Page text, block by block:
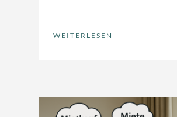
WEITERLESEN